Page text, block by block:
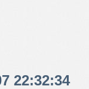
22:32:34